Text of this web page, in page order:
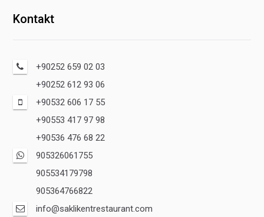
Kontakt
+90252 659 02 03
+90252 612 93 06
+90532 606 17 55
+90553 417 97 98
+90536 476 68 22
905326061755
905534179798
905364766822
info@saklikentrestaurant.com